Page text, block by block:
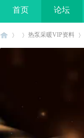
首页 论坛
办理会员热泵采暖VIP资料